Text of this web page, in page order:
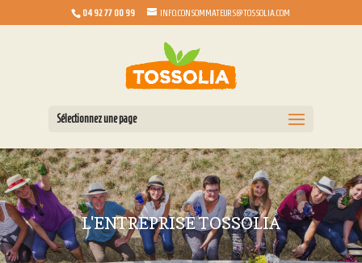
04 92 77 00 99 INFO.CONSOMMATEURS@TOSSOLIA.COM
Sélectionnez une page
L'ENTREPRISE TOSSOLIA